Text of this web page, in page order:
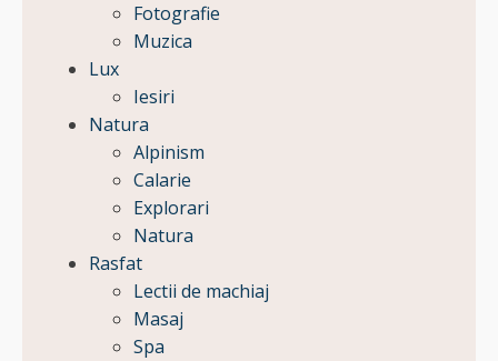
Fotografie
Muzica
Lux
Iesiri
Natura
Alpinism
Calarie
Explorari
Natura
Rasfat
Lectii de machiaj
Masaj
Spa